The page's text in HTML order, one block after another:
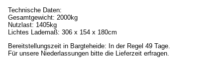
Technische Daten:
Gesamtgewicht: 2000kg
Nutzlast: 1405kg
Lichtes Lademaß: 306 x 154 x 180cm
Bereitstellungszeit in Bargteheide: In der Regel 49 Tage.
Für unsere Niederlassungen bitte die Lieferzeit erfragen.